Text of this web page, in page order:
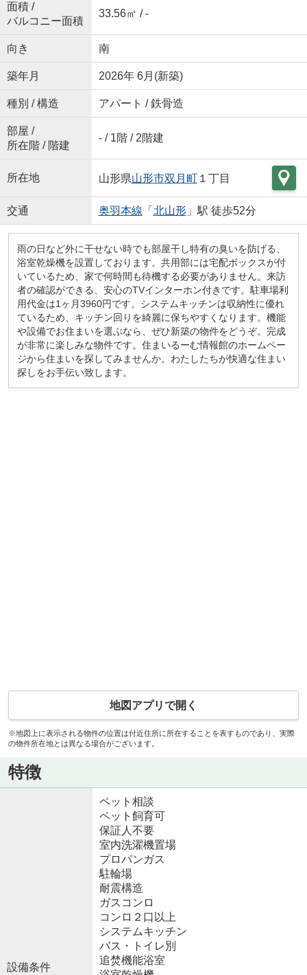
面積 /
バルコニー面積
33.56㎡ / -
向き 南
築年月 2026年 6月(新築)
種別 / 構造 アパート / 鉄骨造
部屋 /
所在階 / 階建
- / 1階 / 2階建
所在地 山形県山形市双月町１丁目
交通 奥羽本線 「 北山形」駅 徒歩52分
雨の日など外に干せない時でも部屋干し特有の臭いを防げる、
浴室乾燥機を設置しております。共用部には宅配ボックスが付
いているため、家で何時間も待機する必要がありません。来訪
者の確認ができる、安心のTVインターホン付きです。駐車場利
用代金は1ヶ月3960円です。システムキッチンは収納性に優れ
ているため、キッチン回りを綺麗に保ちやすくなります。機能
や設備でお住まいを選ぶなら、ぜひ新築の物件をどうぞ。完成
が非常に楽しみな物件です。住まいるーむ情報館のホームペー
ジから住まいを探してみませんか。わたしたちが快適な住まい
探しをお手伝い致します。
地図アプリで開く
※地図上に表示される物件の位置は付近住所に所在することを表すものであり、実際
の物件所在地とは異なる場合がございます。
特徴
設備条件
ペット相談
ペット飼育可
保証人不要
室内洗濯機置場
プロパンガス
駐輪場
耐震構造
ガスコンロ
コンロ２口以上
システムキッチン
バス・トイレ別
追焚機能浴室